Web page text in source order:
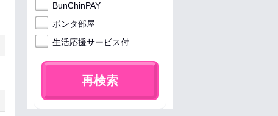
BunChinPAY
ポンタ部屋
生活応援サービス付
再検索